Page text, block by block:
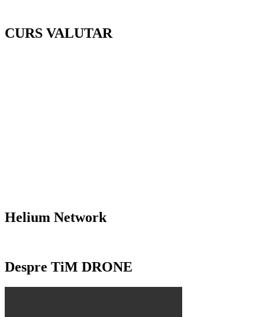
CURS VALUTAR
Helium Network
Despre TiM DRONE